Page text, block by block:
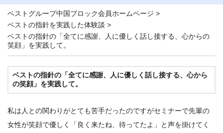
ベストグループ中国ブロック会員ホームページ >
ベストの指針を実践した体験談 >
ベストの指針の「全てに感謝、人に優しく話し接する、心からの
笑顔」を実践して。
ベストの指針の「全てに感謝、人に優しく話し接する、心から
の笑顔」を実践して。
私は人との関わりがとても苦手だったのですがセミナーで先輩の
女性が笑顔で優しく「良く来たね、待ってたよ」と声を掛けてく